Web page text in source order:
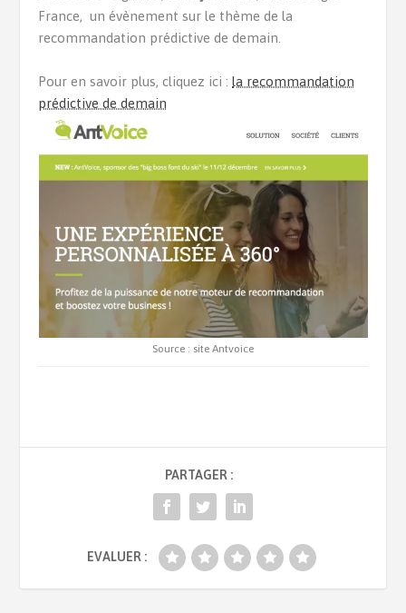
France, un évènement sur le thème de la
recommandation prédictive de demain.
Pour en savoir plus, cliquez ici :la recommandation
prédictive de demain
Source : site Antvoice
PARTAGER :
EVALUER :